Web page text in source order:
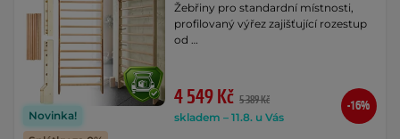
Novinka!
Žebřiny pro standardní místnosti,
profilovaný výřez zajišťující rozestup
od …
4 549 Kč 5 389 Kč
skladem – 11.8. u Vás
-16%